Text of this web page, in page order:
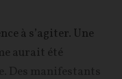
à s’agiter. Une
aurait été